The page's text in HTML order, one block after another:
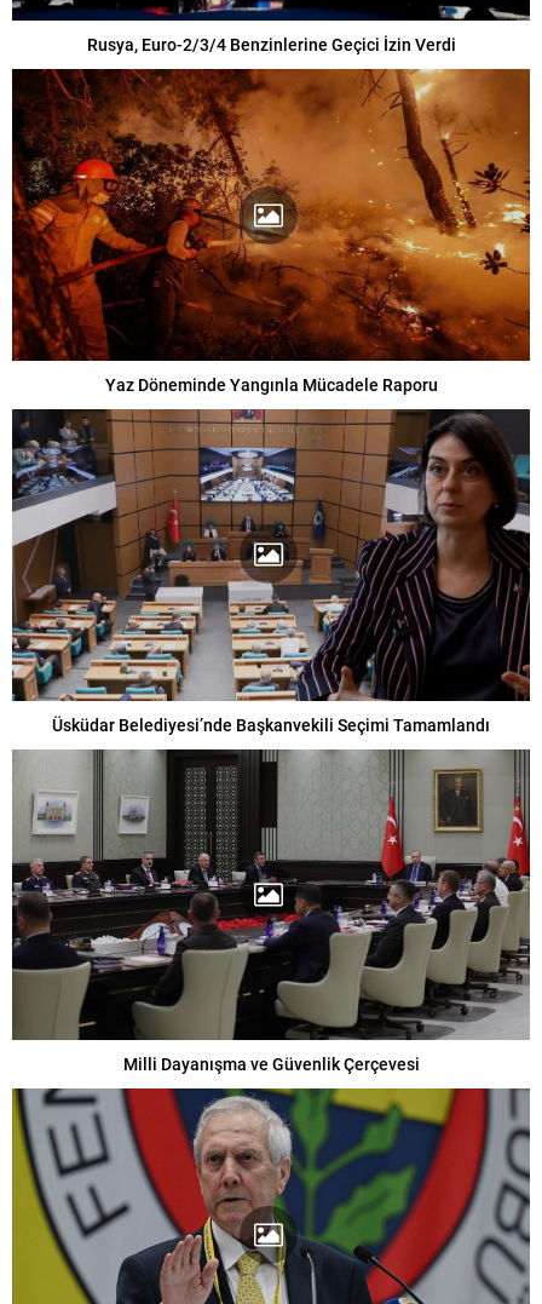
Rusya, Euro-2/3/4 Benzinlerine Geçici İzin Verdi
Yaz Döneminde Yangınla Mücadele Raporu
Üsküdar Belediyesi’nde Başkanvekili Seçimi Tamamlandı
Milli Dayanışma ve Güvenlik Çerçevesi